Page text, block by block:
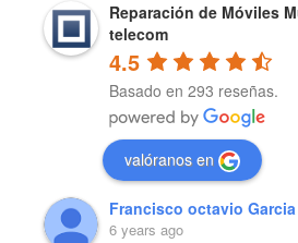
Reparación de Móviles
telecom
4.5
Basado en 293 reseñas.
valóranos en
Francisco octavio
6 years ago